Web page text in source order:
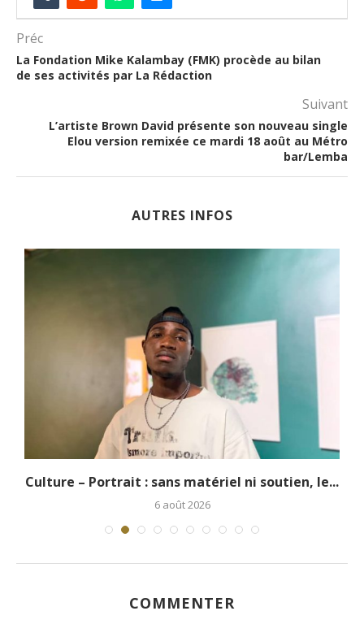
Préc
La Fondation Mike Kalambay (FMK) procède au bilan
de ses activités par La Rédaction
Suivant
L’artiste Brown David présente son nouveau single
Elou version remixée ce mardi 18 août au Métro
bar/Lemba
AUTRES INFOS
Culture – Portrait : sans matériel ni soutien, le...
6 août 2026
COMMENTER